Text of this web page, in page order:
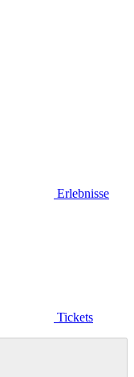
Erlebnisse
Tickets